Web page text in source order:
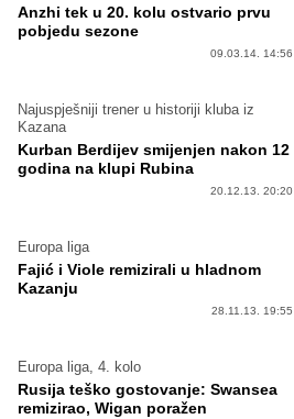
Anzhi tek u 20. kolu ostvario prvu
pobjedu sezone
09.03.14. 14:56
Najuspješniji trener u historiji kluba iz
Kazana
Kurban Berdijev smijenjen nakon 12
godina na klupi Rubina
20.12.13. 20:20
Europa liga
Fajić i Viole remizirali u hladnom
Kazanju
28.11.13. 19:55
Europa liga, 4. kolo
Rusija teško gostovanje: Swansea
remizirao, Wigan poražen